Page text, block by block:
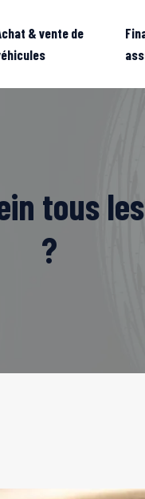
& vente de
tous
?